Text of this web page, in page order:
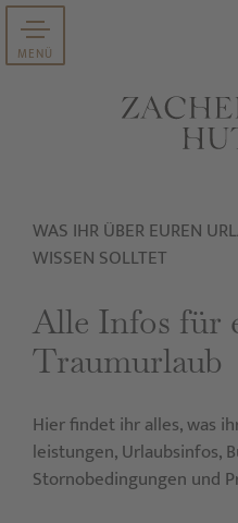
MENÜ
WAS IHR ÜBER EUREN
WISSEN SOLLTET
Alle Infos für
Traumurlaub
Hier findet ihr alles, was
leistungen, Urlaubsinfos,
Storno­bedingungen und